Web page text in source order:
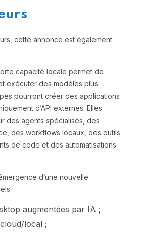
cette annonce est également
capacité locale permet de
exécuter des modèles plus
pourront créer des applications
d’API externes. Elles
des agents spécialisés, des
des workflows locaux, des outils
de code et des automatisations
d’une nouvelle
:
augmentées par IA ;
local ;